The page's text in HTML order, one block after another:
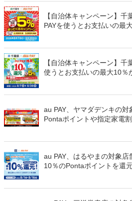
【自治体キャンペーン】
PAYを使うとお支払いの最
【自治体キャンペーン】千
使うとお支払いの最大10％
au PAY、ヤマダデンキの対
Pontaポイントや指定家電
au PAY、はるやまの対象
10％のPontaポイントを還